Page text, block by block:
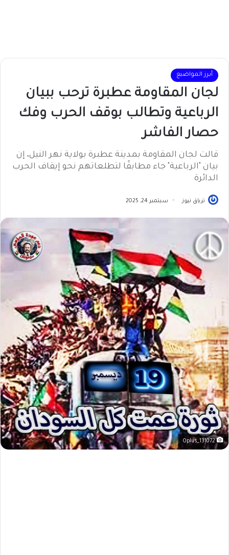
أبرز المواضيع
لجان المقاومة عطبرة ترحب ببيان
الرباعية وتطالب بوقف الحرب وفك
حصار الفاشر
قالت لجان المقاومة بمدينة عطبرة بولاية نهر النيل، إن
بيان "الرباعية" جاء مطابقًا لتطلعاتهم نحو إيقاف الحرب
الدائرة
ترياق نيوز سبتمبر 24, 2025
Oplus_131072